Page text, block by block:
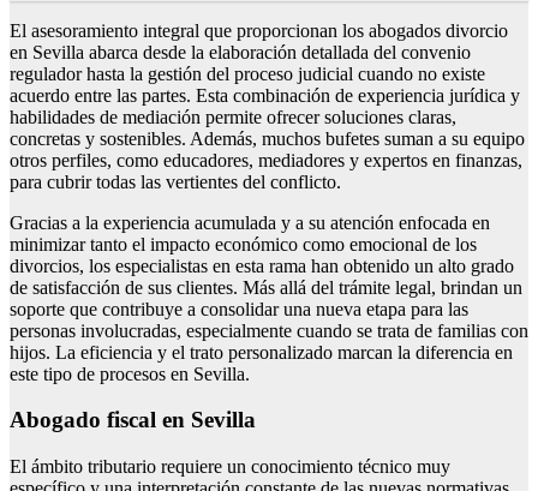
El asesoramiento integral que proporcionan los abogados divorcio
en Sevilla abarca desde la elaboración detallada del convenio
regulador hasta la gestión del proceso judicial cuando no existe
acuerdo entre las partes. Esta combinación de experiencia jurídica y
habilidades de mediación permite ofrecer soluciones claras,
concretas y sostenibles. Además, muchos bufetes suman a su equipo
otros perfiles, como educadores, mediadores y expertos en finanzas,
para cubrir todas las vertientes del conflicto.
Gracias a la experiencia acumulada y a su atención enfocada en
minimizar tanto el impacto económico como emocional de los
divorcios, los especialistas en esta rama han obtenido un alto grado
de satisfacción de sus clientes. Más allá del trámite legal, brindan un
soporte que contribuye a consolidar una nueva etapa para las
personas involucradas, especialmente cuando se trata de familias con
hijos. La eficiencia y el trato personalizado marcan la diferencia en
este tipo de procesos en Sevilla.
Abogado fiscal en Sevilla
El ámbito tributario requiere un conocimiento técnico muy